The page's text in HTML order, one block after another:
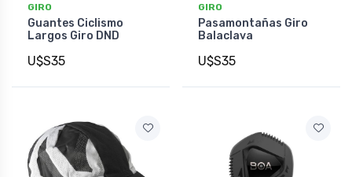
GIRO
Guantes Ciclismo
Largos Giro DND
U$S35
GIRO
Pasamontañas Giro
Balaclava
U$S35